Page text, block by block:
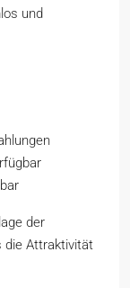
und
der
die Attraktivität